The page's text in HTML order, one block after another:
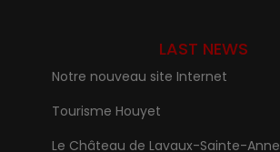
LAST NEWS
Notre nouveau site Internet
Tourisme Houyet
Le Château de Lavaux-Sainte-Anne